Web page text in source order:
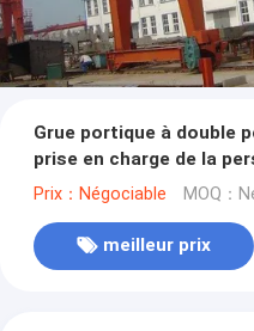
Grue portique à double
prise en charge de la
Prix：Négociable MOQ：
meilleur prix